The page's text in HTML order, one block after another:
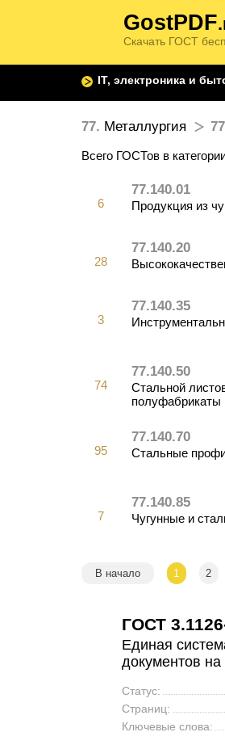
GostPDF
Скачать ГОСТ
IT, электроника и
77. Металлургия
Всего ГОСТов в
77.140.01
Продукция из
6
77.140.20
28
77.140.35
3
77.140.50
Стальной
полуфабрикаты
74
77.140.70
Стальные
95
77.140.85
Чугунные и
7
В начало 1 2
ГОСТ
Единая
документов на
Статус:
Страниц:
Ключевые слова: